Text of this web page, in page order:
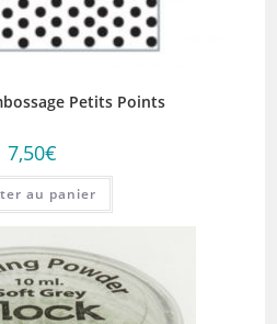
Petits Points
7,50€
au panier